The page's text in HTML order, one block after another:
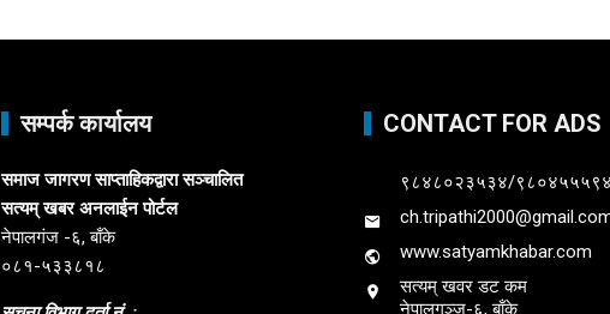
सम्पर्क कार्यालय
समाज जागरण साप्ताहिकद्वारा सञ्चालित
सत्यम् खबर अनलाईन पोर्टल
नेपालगंज -६, बाँके
०८१-५३३८१८
CONTACT FOR ADS
९८४८०२३५३४/
www.satyamkhabar.com
सत्यम् खवर डट कम
नेपालगञ्ज-६, बाँके